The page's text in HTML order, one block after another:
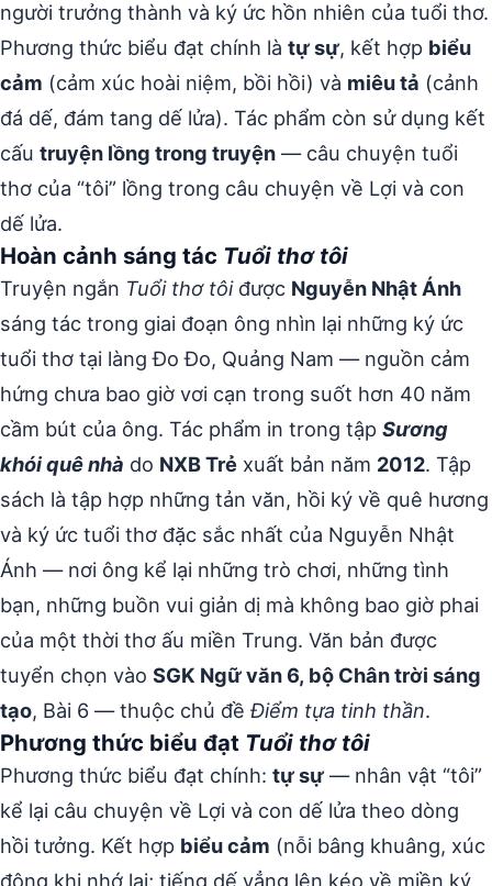
người trưởng thành và ký ức hồn nhiên của tuổi thơ.
Phương thức biểu đạt chính là tự sự, kết hợp biểu
cảm (cảm xúc hoài niệm, bồi hồi) và miêu tả (cảnh
đá dế, đám tang dế lửa). Tác phẩm còn sử dụng kết
cấu truyện lồng trong truyện — câu chuyện tuổi
thơ của “tôi” lồng trong câu chuyện về Lợi và con
dế lửa.
Hoàn cảnh sáng tác Tuổi thơ tôi
Truyện ngắn Tuổi thơ tôiđược Nguyễn Nhật Ánh
sáng tác trong giai đoạn ông nhìn lại những ký ức
tuổi thơ tại làng Đo Đo, Quảng Nam — nguồn cảm
hứng chưa bao giờ vơi cạn trong suốt hơn 40 năm
cầm bút của ông. Tác phẩm in trong tập Sương
khói quê nhà do NXB Trẻ xuất bản năm 2012. Tập
sách là tập hợp những tản văn, hồi ký về quê hương
và ký ức tuổi thơ đặc sắc nhất của Nguyễn Nhật
Ánh — nơi ông kể lại những trò chơi, những tình
bạn, những buồn vui giản dị mà không bao giờ phai
của một thời thơ ấu miền Trung. Văn bản được
tuyển chọn vào SGK Ngữ văn 6, bộ Chân trời sáng
tạo, Bài 6 — thuộc chủ đề Điểm tựa tinh thần.
Phương thức biểu đạt Tuổi thơ tôi
Phương thức biểu đạt chính: tự sự — nhân vật “tôi”
kể lại câu chuyện về Lợi và con dế lửa theo dòng
hồi tưởng. Kết hợp biểu cảm (nỗi bâng khuâng, xúc
động khi nhớ lại; tiếng dế vẳng lên kéo về miền ký